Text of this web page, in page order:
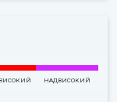
НАДВИСОКИЙ